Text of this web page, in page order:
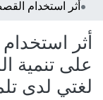
أثر
على تنمية
لغتي لدى